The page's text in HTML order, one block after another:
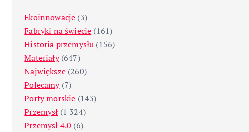
Ekoinnowacje (3)
Fabryki na świecie (161)
Historia przemysłu (156)
Materiały(647)
Największe(260)
Polecamy(7)
Porty morskie (143)
Przemysł (1 324)
Przemysł 4.0 (6)